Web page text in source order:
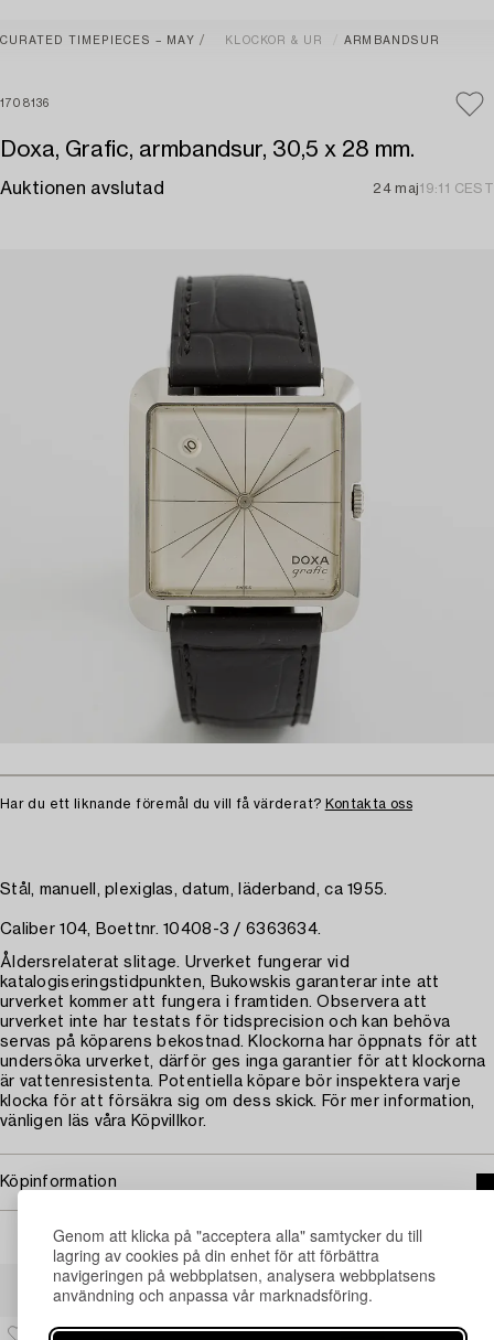
Genom att klicka på "acceptera alla" samtycker du till
lagring av cookies på din enhet för att förbättra
navigeringen på webbplatsen, analysera webbplatsens
användning och anpassa vår marknadsföring.
CURATED TIMEPIECES – MAY KLOCKOR & UR ARMBANDSUR
1708136
Doxa, Grafic, armbandsur, 30,5 x 28 mm.
Auktionen avslutad 24 maj19:11 CEST
Har du ett liknande föremål du vill få värderat? Kontakta oss
Stål, manuell, plexiglas, datum, läderband, ca 1955.
Caliber 104, Boettnr. 10408-3 / 6363634.
Åldersrelaterat slitage. Urverket fungerar vid
katalogiseringstidpunkten, Bukowskis garanterar inte att
urverket kommer att fungera i framtiden. Observera att
urverket inte har testats för tidsprecision och kan behöva
servas på köparens bekostnad. Klockorna har öppnats för att
undersöka urverket, därför ges inga garantier för att klockorna
är vattenresistenta. Potentiella köpare bör inspektera varje
klocka för att försäkra sig om dess skick. För mer information,
vänligen läs våra Köpvillkor.
Köpinformation
Andra har även tittat på